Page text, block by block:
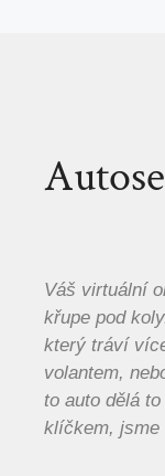
Váš virtuální
křupe pod
který tráví
volantem,
to auto dělá
klíčkem, jsme